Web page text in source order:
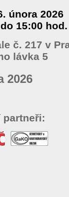
února 2026
15:00 hod.
č. 217 v
lávka 5
2026
partneři: